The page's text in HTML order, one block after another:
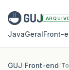
JavaGeral
GUJ/Front-end/